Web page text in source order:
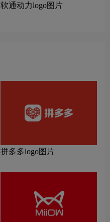
软通动力logo图片
拼多多logo图片